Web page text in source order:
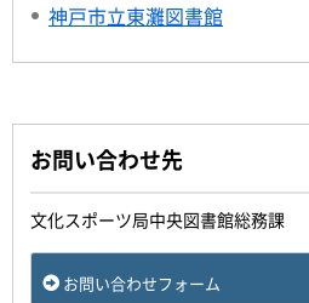
神戸市立東灘図書館
お問い合わせ先
文化スポーツ局中央図書館総務課
お問い合わせフォーム